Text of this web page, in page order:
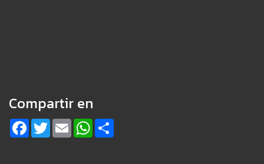
Compartir en
F
a
c
T
w
E
m
a
W
h
a